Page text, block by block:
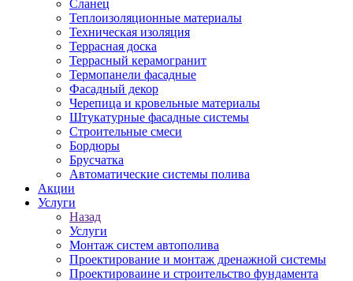
Сланец
Теплоизоляционные материалы
Техническая изоляция
Террасная доска
Террасный керамогранит
Термопанели фасадные
Фасадный декор
Черепица и кровельные материалы
Штукатурные фасадные системы
Строительные смеси
Бордюры
Брусчатка
Автоматические системы полива
Акции
Услуги
Назад
Услуги
Монтаж систем автополива
Проектирование и монтаж дренажной системы
Проектироваине и строительство фундамента